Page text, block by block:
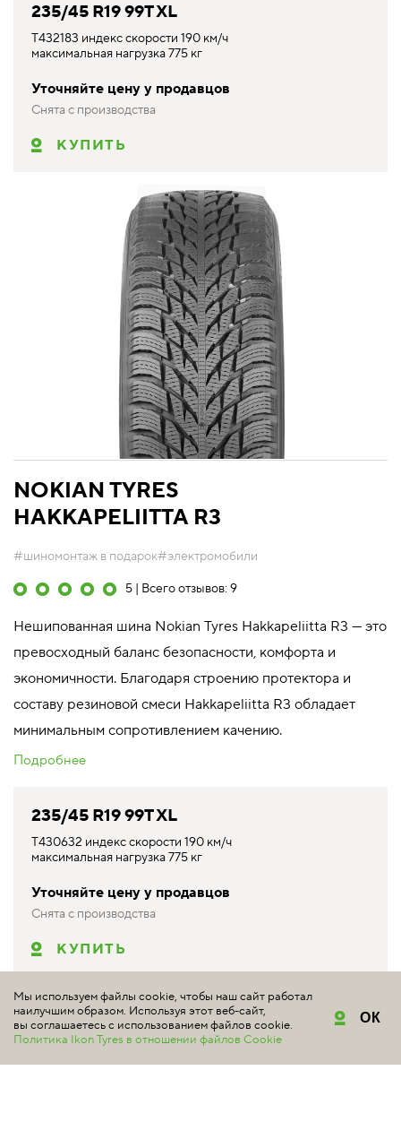
235/45 R19 99T XL
T432183 индекс скорости 190 км/ч
максимальная нагрузка 775 кг
Уточняйте цену у продавцов
Снята с производства
КУПИТЬ
NOKIAN TYRES
HAKKAPELIITTA R3
#шиномонтаж в подарок#электромобили
5 | Всего отзывов: 9
Нешипованная шина Nokian Tyres Hakkapeliitta R3 — это
превосходный баланс безопасности, комфорта и
экономичности. Благодаря строению протектора и
составу резиновой смеси Hakkapeliitta R3 обладает
минимальным сопротивлением качению.
Подробнее
235/45 R19 99T XL
T430632 индекс скорости 190 км/ч
максимальная нагрузка 775 кг
Уточняйте цену у продавцов
Снята с производства
КУПИТЬ
Мы используем файлы cookie, чтобы наш сайт работал
наилучшим образом. Используя этот веб-сайт,
вы соглашаетесь с использованием файлов cookie.
Политика Ikon Tyres в отношении файлов Cookie
ОК